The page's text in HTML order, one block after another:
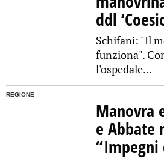
ddl
Schifani: "Il
funziona".
l'ospedale...
REGIONE
Manovra
e Abbate
“Impegni